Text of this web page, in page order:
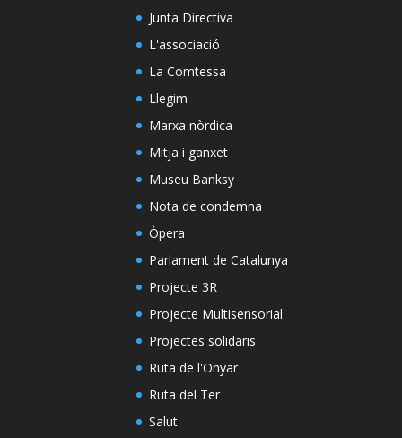
Junta Directiva
L'associació
La Comtessa
Llegim
Marxa nòrdica
Mitja i ganxet
Museu Banksy
Nota de condemna
Òpera
Parlament de Catalunya
Projecte 3R
Projecte Multisensorial
Projectes solidaris
Ruta de l'Onyar
Ruta del Ter
Salut